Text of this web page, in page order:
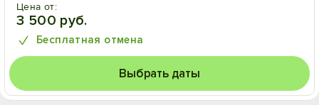
Цена от:
3 500 руб.
Бесплатная отмена
Выбрать даты